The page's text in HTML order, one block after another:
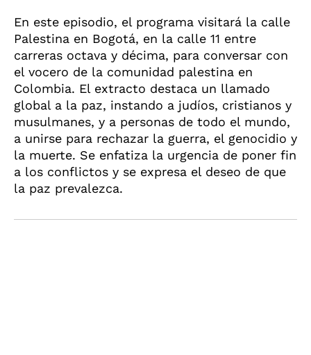
En este episodio, el programa visitará la calle
Palestina en Bogotá, en la calle 11 entre
carreras octava y décima, para conversar con
el vocero de la comunidad palestina en
Colombia. El extracto destaca un llamado
global a la paz, instando a judíos, cristianos y
musulmanes, y a personas de todo el mundo,
a unirse para rechazar la guerra, el genocidio y
la muerte. Se enfatiza la urgencia de poner fin
a los conflictos y se expresa el deseo de que
la paz prevalezca.